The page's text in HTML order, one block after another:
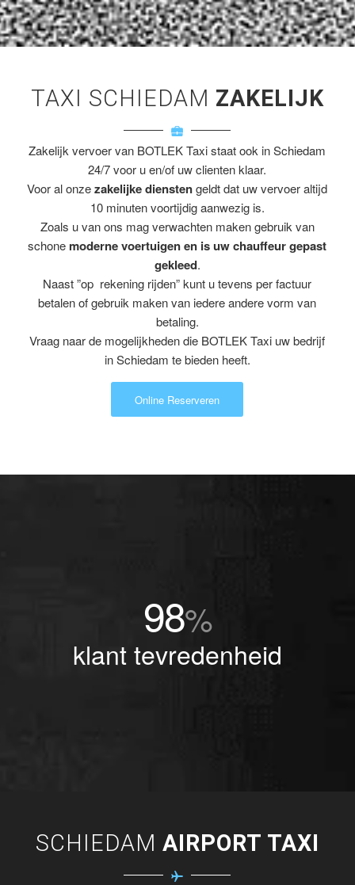
TAXI SCHIEDAM ZAKELIJK
Zakelijk vervoer van BOTLEK Taxi staat ook in Schiedam
24/7 voor u en/of uw clienten klaar.
Voor al onzezakelijke dienstengeldt dat uw vervoer altijd
10 minuten voortijdig aanwezig is.
Zoals u van ons mag verwachten maken gebruik van
schone moderne voertuigen en is uw chauffeur gepast
gekleed.
Naast ”op rekening rijden” kunt u tevens per factuur
betalen of gebruik maken van iedere andere vorm van
betaling.
Vraag naar de mogelijkheden die BOTLEK Taxi uw bedrijf
in Schiedam te bieden heeft.
Online Reserveren
98%
klant tevredenheid
SCHIEDAM AIRPORT TAXI